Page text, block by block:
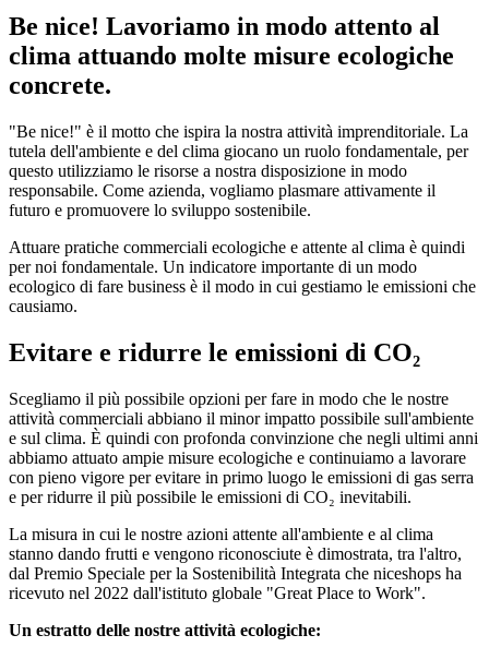
Be nice! Lavoriamo in modo attento al
clima attuando molte misure ecologiche
concrete.
"Be nice!" è il motto che ispira la nostra attività imprenditoriale. La
tutela dell'ambiente e del clima giocano un ruolo fondamentale, per
questo utilizziamo le risorse a nostra disposizione in modo
responsabile. Come azienda, vogliamo plasmare attivamente il
futuro e promuovere lo sviluppo sostenibile.
Attuare pratiche commerciali ecologiche e attente al clima è quindi
per noi fondamentale. Un indicatore importante di un modo
ecologico di fare business è il modo in cui gestiamo le emissioni che
causiamo.
Evitare e ridurre le emissioni di CO₂
Scegliamo il più possibile opzioni per fare in modo che le nostre
attività commerciali abbiano il minor impatto possibile sull'ambiente
e sul clima. È quindi con profonda convinzione che negli ultimi anni
abbiamo attuato ampie misure ecologiche e continuiamo a lavorare
con pieno vigore per evitare in primo luogo le emissioni di gas serra
e per ridurre il più possibile le emissioni di CO₂ inevitabili.
La misura in cui le nostre azioni attente all'ambiente e al clima
stanno dando frutti e vengono riconosciute è dimostrata, tra l'altro,
dal Premio Speciale per la Sostenibilità Integrata che niceshops ha
ricevuto nel 2022 dall'istituto globale "Great Place to Work".
Un estratto delle nostre attività ecologiche: